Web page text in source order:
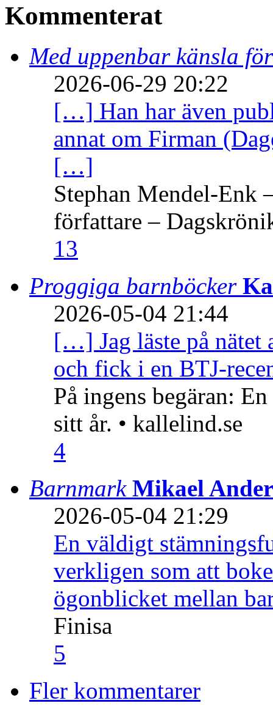
Kommenterat
Med uppenbar känsla
2026-06-29 20:22
[…] Han har även
annat om Firman
[…]
Stephan Mendel-Enk
författare –
13
Proggiga barnböcker
2026-05-04 21:44
[…] Jag läste på nätet
och fick i en BTJ-
På ingens begäran:
sitt år. • kallelind.se
4
Barnmark Mikael
2026-05-04 21:29
En väldigt
verkligen som att
ögonblicket mellan
Finisa
5
Fler kommentarer